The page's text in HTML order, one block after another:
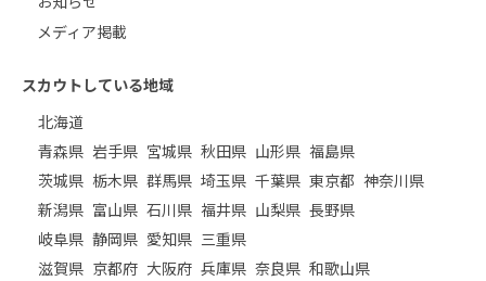
メディア掲載
スカウトしている地域
北海道
青森県 岩手県 宮城県 秋田県 山形県 福島県
茨城県 栃木県 群馬県 埼玉県 千葉県 東京都 神奈川県
新潟県 富山県 石川県 福井県 山梨県 長野県
岐阜県 静岡県 愛知県 三重県
滋賀県 京都府 大阪府 兵庫県 奈良県 和歌山県